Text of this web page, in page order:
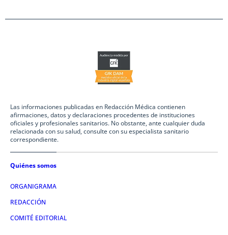
Las informaciones publicadas en Redacción Médica contienen
afirmaciones, datos y declaraciones procedentes de instituciones
oficiales y profesionales sanitarios. No obstante, ante cualquier duda
relacionada con su salud, consulte con su especialista sanitario
correspondiente.
Quiénes somos
ORGANIGRAMA
REDACCIÓN
COMITÉ EDITORIAL